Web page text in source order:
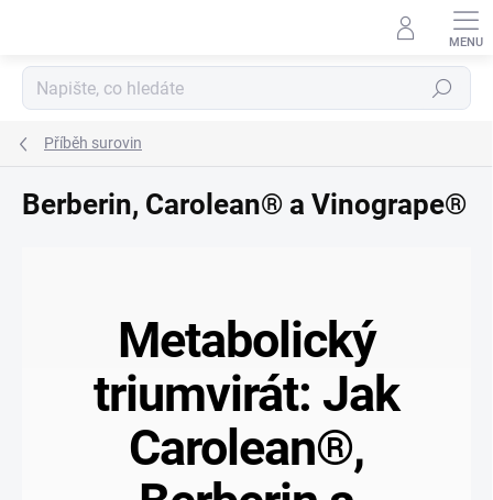
Hledat
Příběh surovin
Berberin, Carolean® a Vinogrape®
Metabolický
triumvirát: Jak
Carolean®,